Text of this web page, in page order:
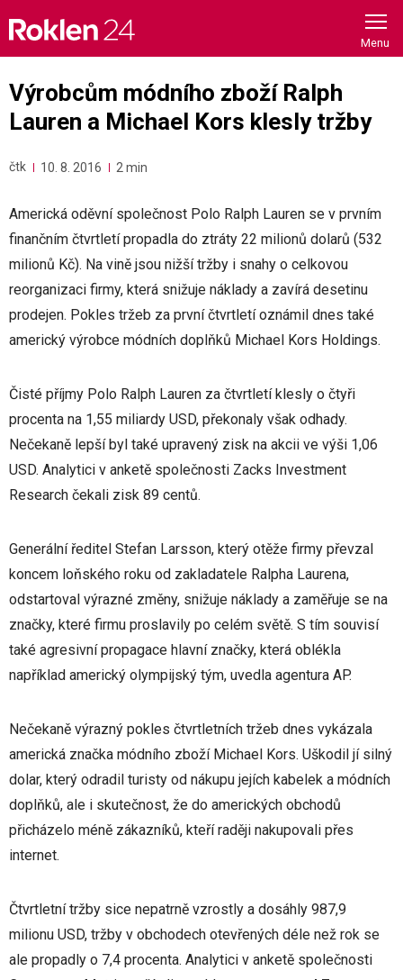
content
Výrobcům módního zboží Ralph
Lauren a Michael Kors klesly tržby
čtk 10. 8. 2016 2 min
Americká oděvní společnost Polo Ralph Lauren se v prvním
finančním čtvrtletí propadla do ztráty 22 milionů dolarů (532
milionů Kč). Na vině jsou nižší tržby i snahy o celkovou
reorganizaci firmy, která snižuje náklady a zavírá desetinu
prodejen. Pokles tržeb za první čtvrtletí oznámil dnes také
americký výrobce módních doplňků Michael Kors Holdings.
Čisté příjmy Polo Ralph Lauren za čtvrtletí klesly o čtyři
procenta na 1,55 miliardy USD, překonaly však odhady.
Nečekaně lepší byl také upravený zisk na akcii ve výši 1,06
USD. Analytici v anketě společnosti Zacks Investment
Research čekali zisk 89 centů.
Generální ředitel Stefan Larsson, který otěže firmy převzal
koncem loňského roku od zakladatele Ralpha Laurena,
odstartoval výrazné změny, snižuje náklady a zaměřuje se na
značky, které firmu proslavily po celém světě. S tím souvisí
také agresivní propagace hlavní značky, která oblékla
například americký olympijský tým, uvedla agentura AP.
Nečekaně výrazný pokles čtvrtletních tržeb dnes vykázala
americká značka módního zboží Michael Kors. Uškodil jí silný
dolar, který odradil turisty od nákupu jejích kabelek a módních
doplňků, ale i skutečnost, že do amerických obchodů
přicházelo méně zákazníků, kteří raději nakupovali přes
internet.
Čtvrtletní tržby sice nepatrně vzrostly a dosáhly 987,9
milionu USD, tržby v obchodech otevřených déle než rok se
ale propadly o 7,4 procenta. Analytici v anketě společnosti